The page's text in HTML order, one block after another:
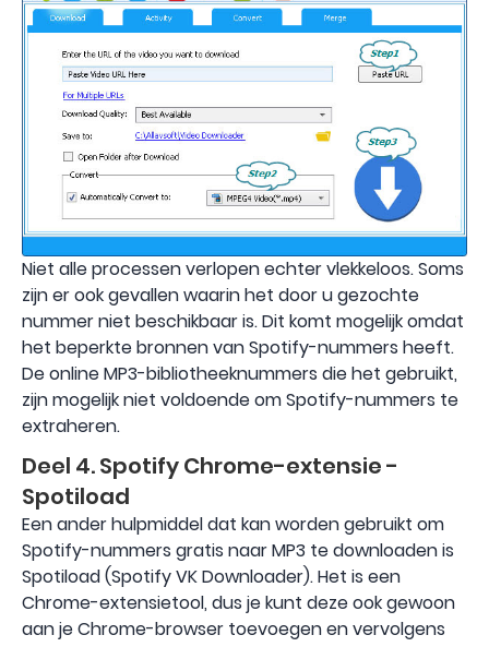
Niet alle processen verlopen echter vlekkeloos. Soms
zijn er ook gevallen waarin het door u gezochte
nummer niet beschikbaar is. Dit komt mogelijk omdat
het beperkte bronnen van Spotify-nummers heeft.
De online MP3-bibliotheeknummers die het gebruikt,
zijn mogelijk niet voldoende om Spotify-nummers te
extraheren.
Deel 4. Spotify Chrome-extensie -
Spotiload
Een ander hulpmiddel dat kan worden gebruikt om
Spotify-nummers gratis naar MP3 te downloaden is
Spotiload (Spotify VK Downloader). Het is een
Chrome-extensietool, dus je kunt deze ook gewoon
aan je Chrome-browser toevoegen en vervolgens